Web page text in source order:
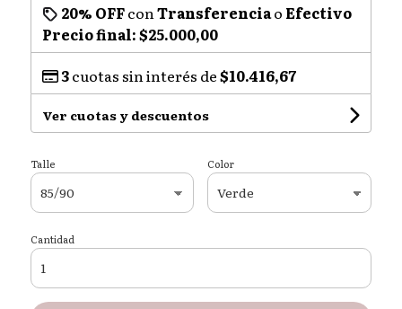
20% OFFcon Transferenciao Efectivo
Precio final:$25.000,00
3cuotas sin interés de$10.416,67
Ver cuotas y descuentos
Talle Color
Cantidad